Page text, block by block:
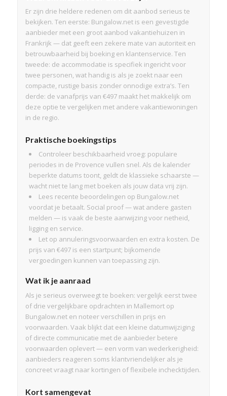
Er zijn drie heldere redenen om dit aanbod serieus te
bekijken. Ten eerste: Bungalow.net is een gevestigde
aanbieder met een groot aanbod vakantiehuizen in
Frankrijk — dat geeft een zekere mate van autoriteit en
betrouwbaarheid bij boeking en klantenservice. Ten
tweede: de accommodatie is specifiek ingericht voor
twee personen, wat handig is als je zoekt naar een
compacte, rustige basis zonder onnodige extra’s. Ten
derde: de vanafprijs van €497 maakt het makkelijk om
deze optie te vergelijken met andere vakantiewoningen
in de regio.
Praktische boekingstips
Controleer beschikbaarheid vroeg: populaire
periodes in de Provence vullen snel. Als de kalender
beperkte datums toont, geldt de klassieke schaarste —
wacht niet te lang met boeken als jouw data vrij zijn.
Lees recente beoordelingen op Bungalow.net
voordat je betaalt. Social proof — wat andere gasten
melden — is vaak de beste aanwijzing voor netheid,
ligging en service.
Let op annuleringsvoorwaarden en extra kosten. De
prijs van €497 is een startpunt; bijkomende
vergoedingen kunnen van toepassing zijn.
Wat ik je aanraad
Als je serieus overweegt te boeken: vergelijk eerst twee
of drie vergelijkbare opdrachten in Mallemort op
Bungalow.net en noteer verschillen in prijs en
voorwaarden. Vaak blijkt dat een kleine datumwijziging
of directe communicatie met de aanbieder betere
voorwaarden oplevert — een vorm van wederkerigheid:
aanbieders reageren soms klantvriendelijker als je
concreet vraagt naar kortingen of flexibele inchecktijden.
Kort samengevat